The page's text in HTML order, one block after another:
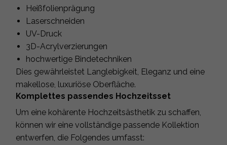
Heißfolienprägung
Laserschneiden
UV-Druck
3D-Acrylverzierungen
hochwertige Bindetechniken
Dies gewährleistet Langlebigkeit, Eleganz und eine
makellose, luxuriöse Oberfläche.
Komplettes passendes Hochzeitsset
Um eine kohärente Hochzeitsästhetik zu schaffen,
können wir eine vollständige passende Kollektion
entwerfen, die Folgendes umfasst: